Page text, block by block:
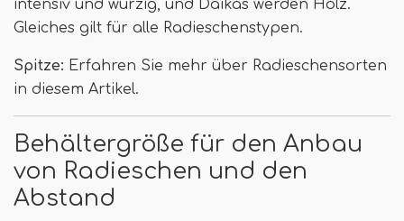
intensiv und würzig, und Daikas werden Holz.
Gleiches gilt für alle Radieschenstypen.
Spitze: Erfahren Sie mehr über Radieschensorten
in diesem Artikel.
Behältergröße für den Anbau
von Radieschen und den
Abstand